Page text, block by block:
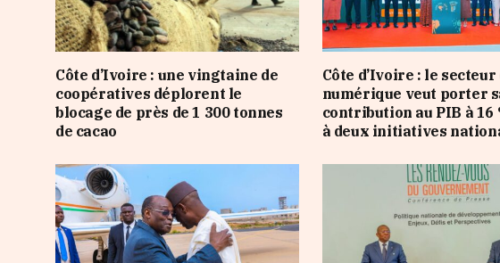
Côte d’Ivoire : une vingtaine de
coopératives déplorent le
blocage de près de 1 300 tonnes
de cacao
Côte d’Ivoire : le secteur
numérique veut porter
contribution au PIB à 16
à deux initiatives